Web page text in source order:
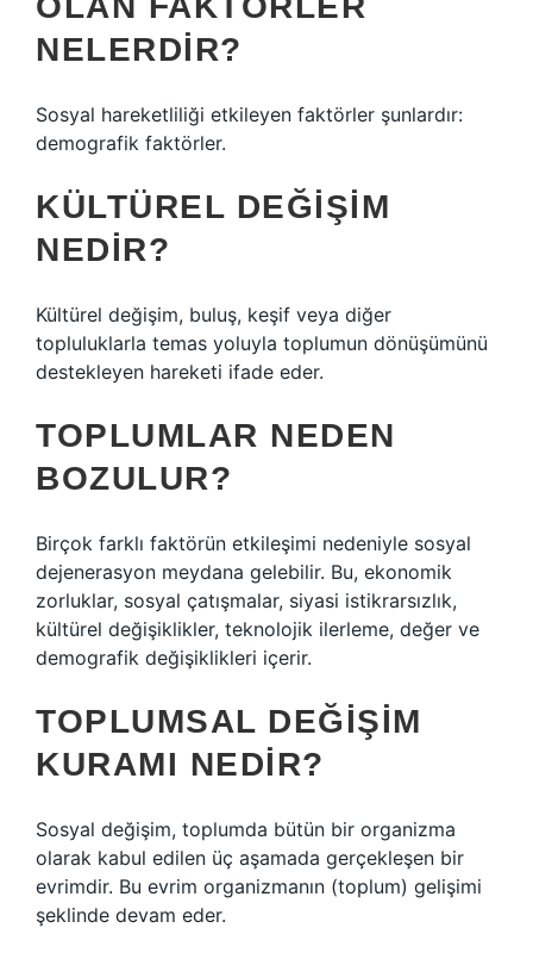
NELERDIR?
Sosyal hareketliliği etkileyen faktörler şunlardır:
demografik faktörler.
KÜLTÜREL DEĞIŞIM
NEDIR?
Kültürel değişim, buluş, keşif veya diğer
topluluklarla temas yoluyla toplumun dönüşümünü
destekleyen hareketi ifade eder.
TOPLUMLAR NEDEN
BOZULUR?
Birçok farklı faktörün etkileşimi nedeniyle sosyal
dejenerasyon meydana gelebilir. Bu, ekonomik
zorluklar, sosyal çatışmalar, siyasi istikrarsızlık,
kültürel değişiklikler, teknolojik ilerleme, değer ve
demografik değişiklikleri içerir.
TOPLUMSAL DEĞIŞIM
KURAMI NEDIR?
Sosyal değişim, toplumda bütün bir organizma
olarak kabul edilen üç aşamada gerçekleşen bir
evrimdir. Bu evrim organizmanın (toplum) gelişimi
şeklinde devam eder.